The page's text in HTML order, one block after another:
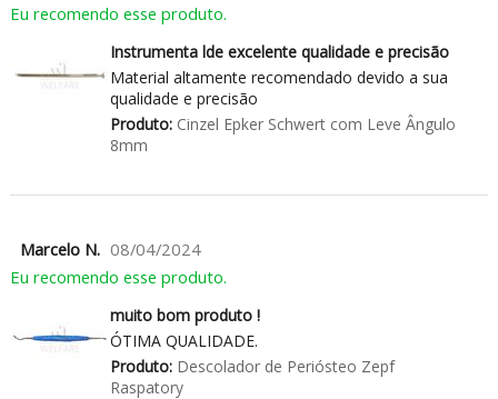
Eu recomendo esse produto.
Instrumenta lde excelente qualidade e precisão
Material altamente recomendado devido a sua
qualidade e precisão
Produto:Cinzel Epker Schwert com Leve Ângulo
8mm
Marcelo N. 08/04/2024
Eu recomendo esse produto.
muito bom produto !
ÓTIMA QUALIDADE.
Produto:Descolador de Periósteo Zepf
Raspatory